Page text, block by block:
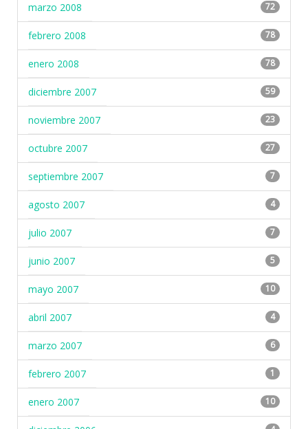
marzo 2008 72
febrero 2008 78
enero 2008 78
diciembre 2007 59
noviembre 2007 23
octubre 2007 27
septiembre 2007 7
agosto 2007 4
julio 2007 7
junio 2007 5
mayo 2007 10
abril 2007 4
marzo 2007 6
febrero 2007 1
enero 2007 10